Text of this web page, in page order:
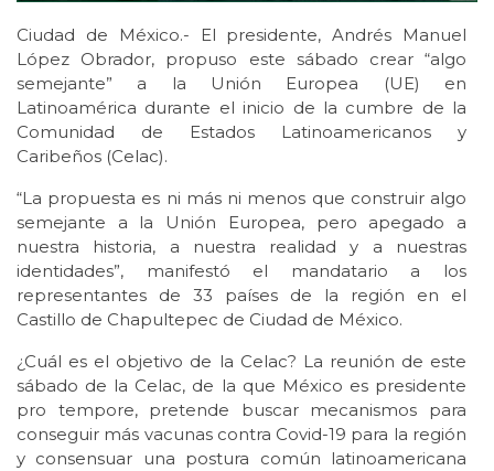
Ciudad de México.- El presidente, Andrés Manuel
López Obrador, propuso este sábado crear “algo
semejante” a la Unión Europea (UE) en
Latinoamérica durante el inicio de la cumbre de la
Comunidad de Estados Latinoamericanos y
Caribeños (Celac).
“La propuesta es ni más ni menos que construir algo
semejante a la Unión Europea, pero apegado a
nuestra historia, a nuestra realidad y a nuestras
identidades”, manifestó el mandatario a los
representantes de 33 países de la región en el
Castillo de Chapultepec de Ciudad de México.
¿Cuál es el objetivo de la Celac? La reunión de este
sábado de la Celac, de la que México es presidente
pro tempore, pretende buscar mecanismos para
conseguir más vacunas contra Covid-19 para la región
y consensuar una postura común latinoamericana